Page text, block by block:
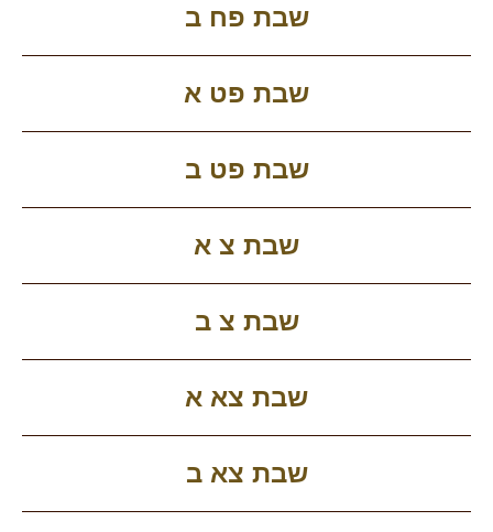
שבת פח ב
שבת פט א
שבת פט ב
שבת צ א
שבת צ ב
שבת צא א
שבת צא ב